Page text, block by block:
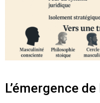
L’émergence